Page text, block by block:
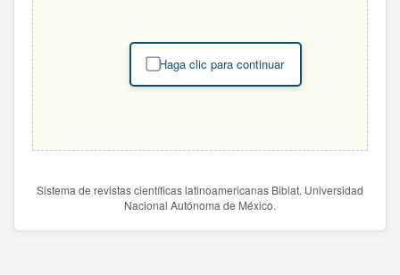
Haga clic para continuar
Sistema de revistas científicas latinoamericanas Biblat. Universidad
Nacional Autónoma de México.